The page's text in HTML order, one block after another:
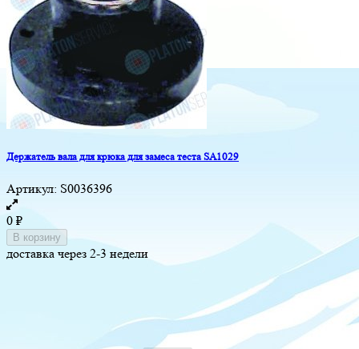
Держатель вала для крюка для замеса теста SA1029
Артикул: S0036396
0 ₽
В корзину
доставка через 2-3 недели